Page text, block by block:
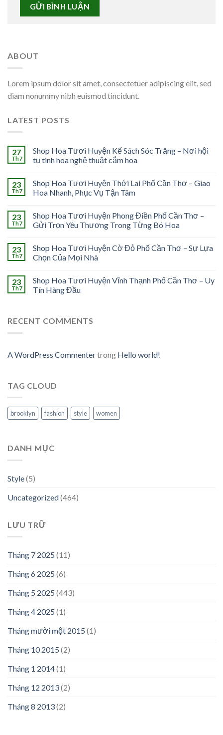
ABOUT
Lorem ipsum dolor sit amet, consectetuer adipiscing elit, sed
diam nonummy nibh euismod tincidunt.
LATEST POSTS
27
Th7
Shop Hoa Tươi Huyện Kế Sách Sóc Trăng – Nơi hội
tụ tinh hoa nghệ thuật cắm hoa
23
Th7
Shop Hoa Tươi Huyện Thới Lai Phố Cần Thơ – Giao
Hoa Nhanh, Phục Vụ Tận Tâm
23
Th7
Shop Hoa Tươi Huyện Phong Điền Phố Cần Thơ –
Gửi Trọn Yêu Thương Trong Từng Bó Hoa
23
Th7
Shop Hoa Tươi Huyện Cờ Đỏ Phố Cần Thơ – Sự Lựa
Chọn Của Mọi Nhà
23
Th7
Shop Hoa Tươi Huyện Vĩnh Thạnh Phố Cần Thơ – Uy
Tín Hàng Đầu
RECENT COMMENTS
A WordPress Commentertrong Hello world!
TAG CLOUD
brooklyn fashion style women
DANH MỤC
Style(5)
Uncategorized(464)
LƯU TRỮ
Tháng 7 2025 (11)
Tháng 6 2025 (6)
Tháng 5 2025 (443)
Tháng 4 2025 (1)
Tháng mười một 2015 (1)
Tháng 10 2015 (2)
Tháng 1 2014(1)
Tháng 12 2013(2)
Tháng 8 2013(2)